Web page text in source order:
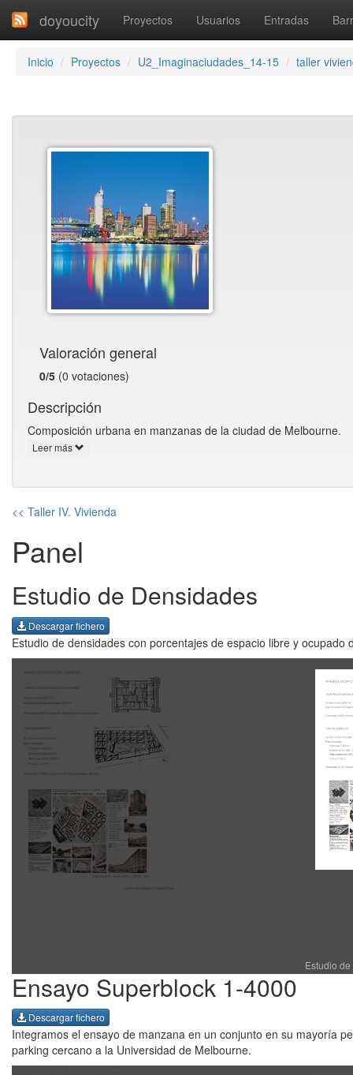
doyoucity Proyectos Usuarios Entradas
Inicio Proyectos U2_Imaginaciudades_14-15 taller
Valoración general
0/5 (0 votaciones)
Descripción
Composición urbana en manzanas de la ciudad de Melbourne.
Leer más
<< Taller IV. Vivienda
Panel
Estudio de Densidades
Descargar fichero
Estudio de densidades con porcentajes de espacio libre y ocupado
Estudio
Ensayo Superblock 1-4000
Descargar fichero
Integramos el ensayo de manzana en un conjunto en su mayoría
parking cercano a la Universidad de Melbourne.